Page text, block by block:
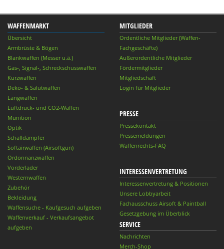
WAFFENMARKT
Übersicht
Armbrüste & Bögen
Blankwaffen (Messer u.ä.)
Gas-, Signal-, Schreckschusswaffen
Kurzwaffen
Deko- & Salutwaffen
Langwaffen
Luftdruck- und CO2-Waffen
Munition
Optik
Schalldämpfer
Softairwaffen (Airsoftgun)
Ordonnanzwaffen
Vorderlader
Westernwaffen
Zubehör
Bekleidung
Waffensuche - Kaufgesuch aufgeben
Waffenverkauf - Verkaufsangebot
aufgeben
MITGLIEDER
Ordentliche Mitglieder (Waffen-
Fachgeschäfte)
Außerordentliche Mitglieder
Fördermitglieder
Mitgliedschaft
Login für Mitglieder
PRESSE
Pressekontakt
Pressemeldungen
Waffenrechts-FAQ
INTERESSENVERTRETUNG
Interessenvertretung & Positionen
Unsere Lobbyarbeit
Fachausschuss Airsoft & Paintball
Gesetzgebung im Überblick
SERVICE
Nachrichten
Merch-Shop